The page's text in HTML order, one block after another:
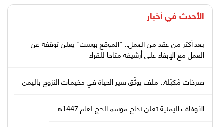
الأحدث في أخبار
بعد أكثر من عقد من العمل.. "الموقع بوست" يعلن توقفه عن
العمل مع الإبقاء على أرشيفه متاحا للقراء
صرخات مُكبّلة.. ملف يوثّق سير الحياة في مخيمات النزوح باليمن
الأوقاف اليمنية تعلن نجاح موسم الحج لعام 1447هـ